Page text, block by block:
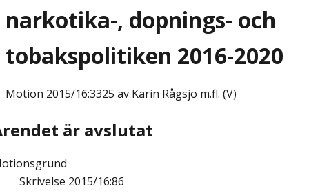
narkotika-, dopnings- och
tobakspolitiken 2016-2020
Motion 2015/16:3325 av Karin Rågsjö m.fl. (V)
är avslutat
Skrivelse 2015/16:86